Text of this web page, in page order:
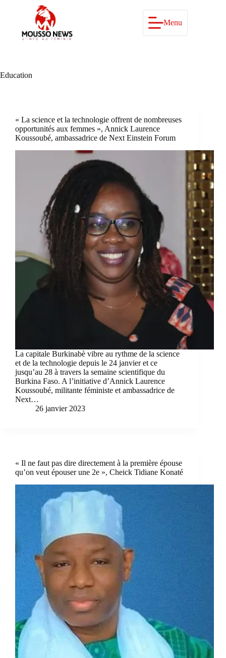
Menu
Education
« La science et la technologie offrent de nombreuses
opportunités aux femmes », Annick Laurence
Koussoubé, ambassadrice de Next Einstein Forum
La capitale Burkinabè vibre au rythme de la science
et de la technologie depuis le 24 janvier et ce
jusqu’au 28 à travers la semaine scientifique du
Burkina Faso. A l’initiative d’Annick Laurence
Koussoubé, militante féministe et ambassadrice de
Next…
26 janvier 2023
« Il ne faut pas dire directement à la première épouse
qu’on veut épouser une 2e », Cheick Tidiane Konaté